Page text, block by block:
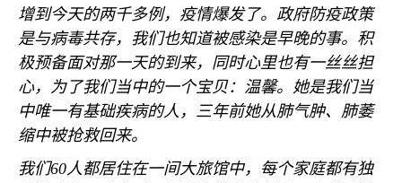
增到今天的两千多例，疫情爆发了。政府防疫政策
是与病毒共存，我们也知道被感染是早晚的事。积
极预备面对那一天的到来，同时心里也有一丝丝担
心，为了我们当中的一个宝贝：温馨。她是我们当
中唯一有基础疾病的人，三年前她从肺气肿、肺萎
缩中被抢救回来。
我们60人都居住在一间大旅馆中，每个家庭都有独